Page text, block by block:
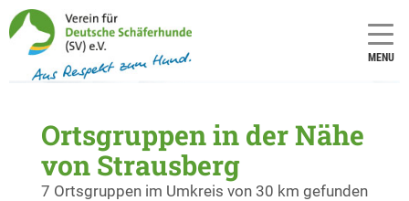
MENU
Ortsgruppen in der Nähe
von Strausberg
7 Ortsgruppen im Umkreis von 30 km gefunden